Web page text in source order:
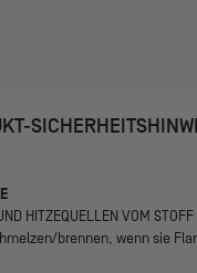
HITZEQUELLEN VOM
brennen, wenn sie